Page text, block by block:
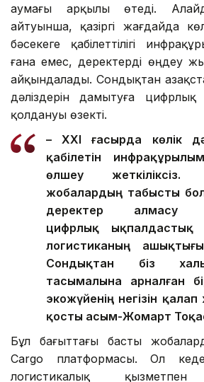
аумағы арқылы өтеді.
айтуынша, қазіргі жағдайда
бәсекеге қабілеттілігі
ғана емес, деректерді өңдеу
айқындалады. Сондықтан
дәліздерін дамытуға цифрлық
қолдануы өзекті.
– XXI ғасырда көлік
қабілетін
өлшеу жеткіліксіз.
жобалардың табысты
деректер алмасу
цифрлық ықпалдастық
логистиканың
Сондықтан біз
тасымалына арналған
экожүйенің негізін
қосты Қасым-Жомарт
Бұл бағыттағы басты
Cargo платформасы. Ол
логистикалық қызметпен